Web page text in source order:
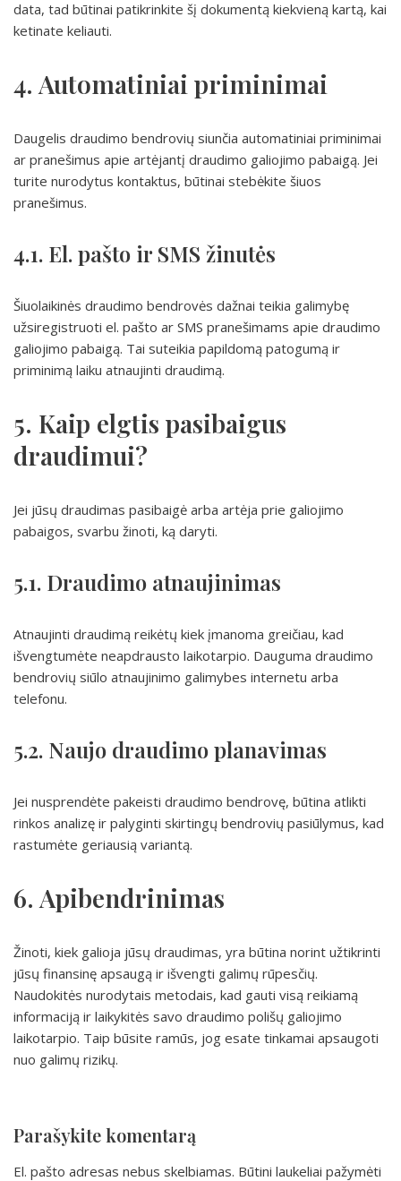
data, tad būtinai patikrinkite šį dokumentą kiekvieną kartą, kai
ketinate keliauti.
4. Automatiniai priminimai
Daugelis draudimo bendrovių siunčia automatiniai priminimai
ar pranešimus apie artėjantį draudimo galiojimo pabaigą. Jei
turite nurodytus kontaktus, būtinai stebėkite šiuos
pranešimus.
4.1. El. pašto ir SMS žinutės
Šiuolaikinės draudimo bendrovės dažnai teikia galimybę
užsiregistruoti el. pašto ar SMS pranešimams apie draudimo
galiojimo pabaigą. Tai suteikia papildomą patogumą ir
priminimą laiku atnaujinti draudimą.
5. Kaip elgtis pasibaigus
draudimui?
Jei jūsų draudimas pasibaigė arba artėja prie galiojimo
pabaigos, svarbu žinoti, ką daryti.
5.1. Draudimo atnaujinimas
Atnaujinti draudimą reikėtų kiek įmanoma greičiau, kad
išvengtumėte neapdrausto laikotarpio. Dauguma draudimo
bendrovių siūlo atnaujinimo galimybes internetu arba
telefonu.
5.2. Naujo draudimo planavimas
Jei nusprendėte pakeisti draudimo bendrovę, būtina atlikti
rinkos analizę ir palyginti skirtingų bendrovių pasiūlymus, kad
rastumėte geriausią variantą.
6. Apibendrinimas
Žinoti, kiek galioja jūsų draudimas, yra būtina norint užtikrinti
jūsų finansinę apsaugą ir išvengti galimų rūpesčių.
Naudokitės nurodytais metodais, kad gauti visą reikiamą
informaciją ir laikykitės savo draudimo polišų galiojimo
laikotarpio. Taip būsite ramūs, jog esate tinkamai apsaugoti
nuo galimų rizikų.
Parašykite komentarą
El. pašto adresas nebus skelbiamas. Būtini laukeliai pažymėti